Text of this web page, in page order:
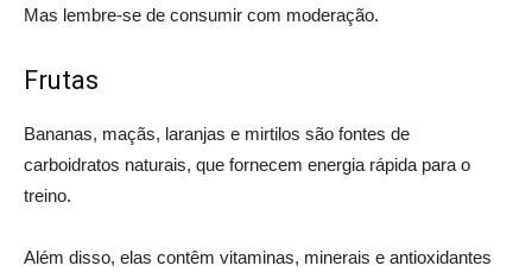
Mas lembre-se de consumir com moderação.
Frutas
Bananas, maçãs, laranjas e mirtilos são fontes de
carboidratos naturais, que fornecem energia rápida para o
treino.
Além disso, elas contêm vitaminas, minerais e antioxidantes